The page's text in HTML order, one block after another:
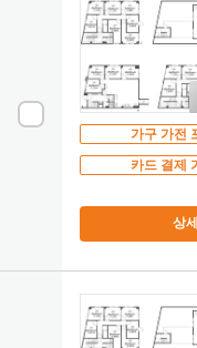
가구 가전
카드 결제
상